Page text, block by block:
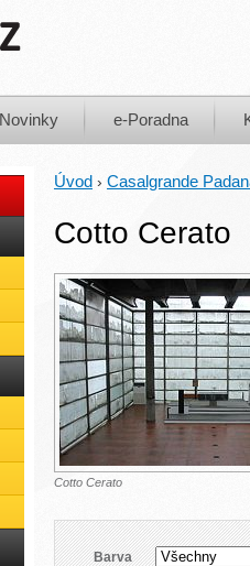
Novinky e-Poradna
Úvod › Casalgrande
Cotto Cerato
Cotto Cerato
Barva